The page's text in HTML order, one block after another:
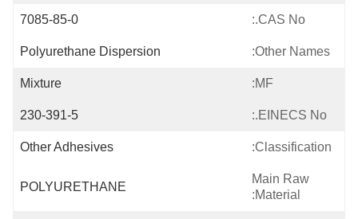
CAS No.:
7085-85-0
Other Names:
Polyurethane Dispersion
MF:
Mixture
EINECS No.:
230-391-5
Classification:
Other Adhesives
Main Raw
Material:
POLYURETHANE